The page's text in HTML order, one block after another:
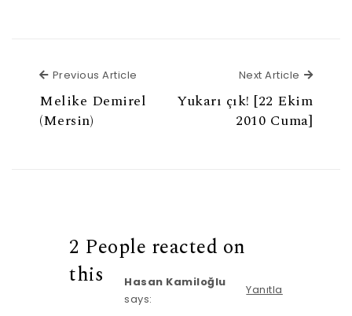
Previous Article
Melike Demirel
(Mersin)
Next Article Next
Yukarı çık! [22 Ekim
2010 Cuma]
2 People reacted on
this
Yanıtla
Hasan Kamiloğlu
says: